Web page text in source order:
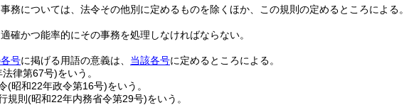
務については、法令その他別に定めるものを除くほか、この規則の定めるところによる。
確かつ能率的にその事務を処理しなければならない。
号に掲げる用語の意義は、 当該各号に定めるところによる。
律第67号)をいう。
(昭和22年政令第16号)をいう。
規則 (昭和22年内務省令第29号)をいう。